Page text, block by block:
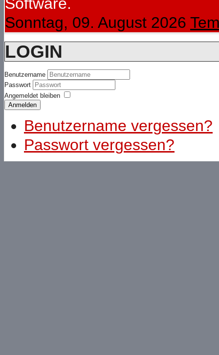
Software.
Sonntag, 09. August 2026
LOGIN
Benutzername
Passwort
Angemeldet bleiben
Anmelden
Benutzername vergessen?
Passwort vergessen?